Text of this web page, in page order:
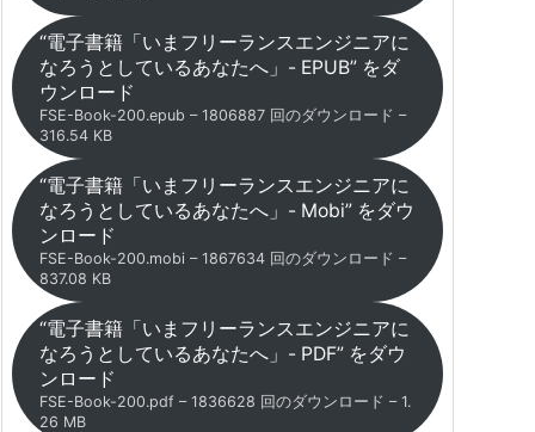
“電子書籍「いまフリーランスエンジニアに
なろうとしているあなたへ」- EPUB” をダ
ウンロード
FSE-Book-200.epub – 1806887 回のダウンロード –
316.54 KB
“電子書籍「いまフリーランスエンジニアに
なろうとしているあなたへ」- Mobi” をダウ
ンロード
FSE-Book-200.mobi – 1867634 回のダウンロード –
837.08 KB
“電子書籍「いまフリーランスエンジニアに
なろうとしているあなたへ」- PDF” をダウ
ンロード
FSE-Book-200.pdf – 1836628 回のダウンロード – 1.
26 MB